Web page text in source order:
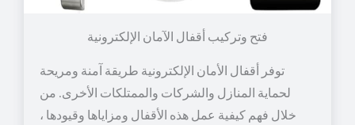
توفر أقفال الأمان الإلكترونية طريقة آمنة ومريحة
لحماية المنازل والشركات والممتلكات الأخرى. من
خلال فهم كيفية عمل هذه الأقفال ومزاياها وقيودها ،